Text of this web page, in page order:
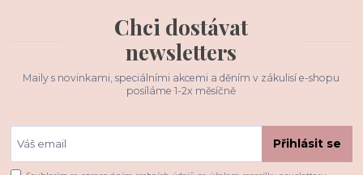
Chci dostávat
newsletters
Maily s novinkami, speciálními akcemi a děním v zákulisí e-shopu
posíláme 1-2x měsíčně
Přihlásit se